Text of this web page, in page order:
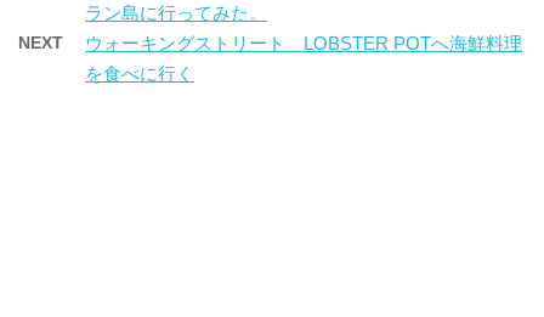
ラン島に行ってみた。
NEXT
ウォーキングストリート LOBSTER POTへ海鮮料理
を食べに行く